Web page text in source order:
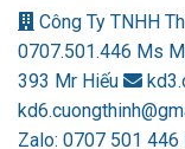
Công Ty TNHH
0707.501.446 Ms
393 Mr Hiếu
Zalo: 0707 501 446